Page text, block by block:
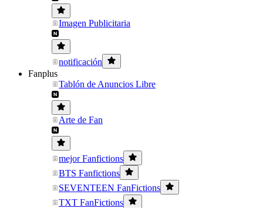
Imagen Publicitaria
notificación
Fanplus
Tablón de Anuncios Libre
Arte de Fan
mejor Fanfictions
BTS Fanfictions
SEVENTEEN FanFictions
TXT FanFictions